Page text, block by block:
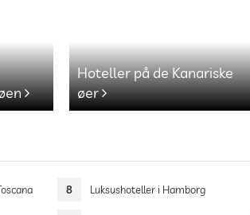
Hoteller på de Kanariske
øer
8 Luksushoteller i Hamborg